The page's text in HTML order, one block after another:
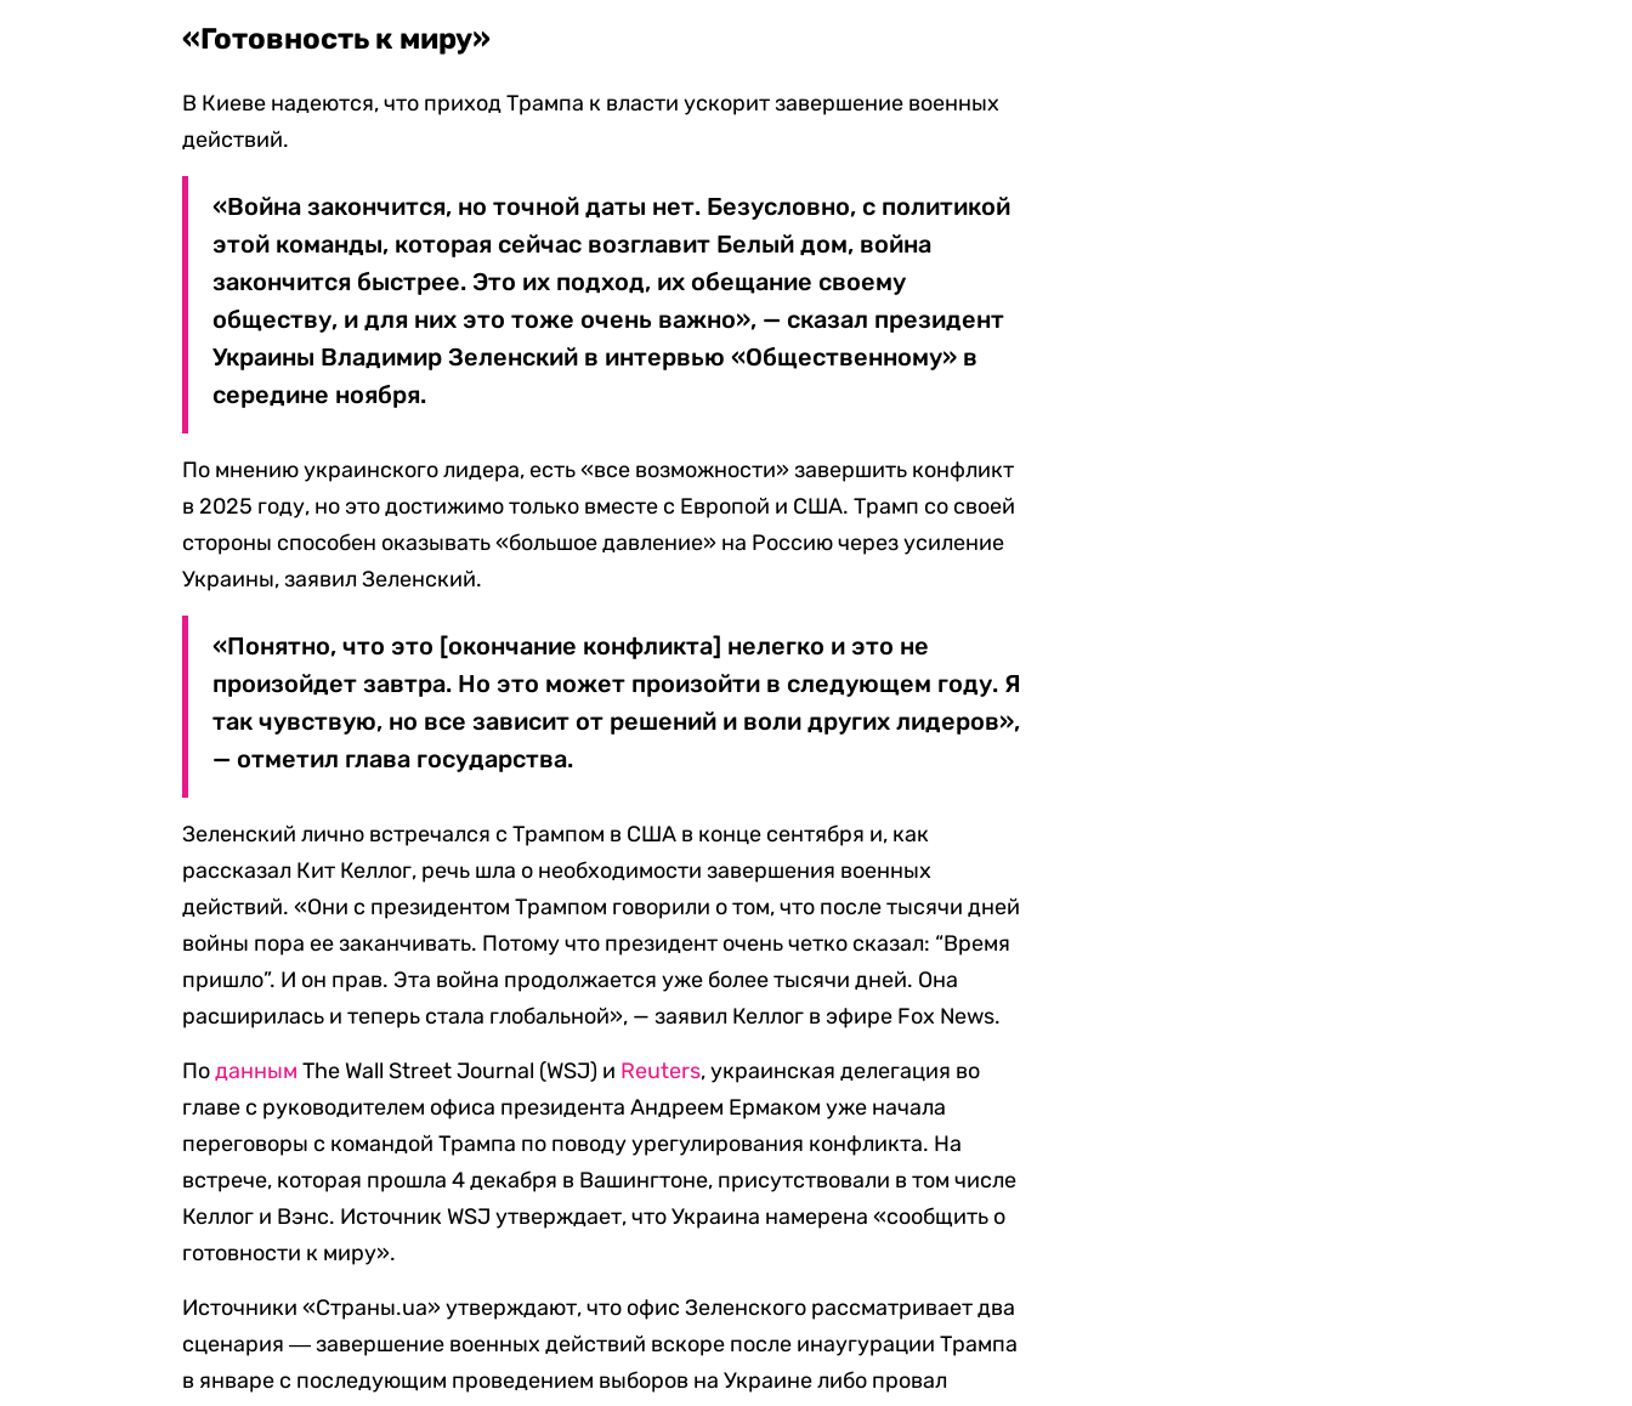
«Готовность к миру»
В Киеве надеются, что приход Трампа к власти ускорит завершение военных
действий.
«Война закончится, но точной даты нет. Безусловно, с политикой
этой команды, которая сейчас возглавит Белый дом, война
закончится быстрее. Это их подход, их обещание своему
обществу, и для них это тоже очень важно», — сказал президент
Украины Владимир Зеленский в интервью «Общественному» в
середине ноября.
По мнению украинского лидера, есть «все возможности» завершить конфликт
в 2025 году, но это достижимо только вместе с Европой и США. Трамп со своей
стороны способен оказывать «большое давление» на Россию через усиление
Украины, заявил Зеленский.
«Понятно, что это [окончание конфликта] нелегко и это не
произойдет завтра. Но это может произойти в следующем году. Я
так чувствую, но все зависит от решений и воли других лидеров»,
— отметил глава государства.
Зеленский лично встречался с Трампом в США в конце сентября и, как
рассказал Кит Келлог, речь шла о необходимости завершения военных
действий. «Они с президентом Трампом говорили о том, что после тысячи дней
войны пора ее заканчивать. Потому что президент очень четко сказал: “Время
пришло”. И он прав. Эта война продолжается уже более тысячи дней. Она
расширилась и теперь стала глобальной», — заявил Келлог в эфире Fox News.
Поданным The Wall Street Journal (WSJ) и Reuters, украинская делегация во
главе с руководителем офиса президента Андреем Ермаком уже начала
переговоры с командой Трампа по поводу урегулирования конфликта. На
встрече, которая прошла 4 декабря в Вашингтоне, присутствовали в том числе
Келлог и Вэнс. Источник WSJ утверждает, что Украина намерена «сообщить о
готовности к миру».
Источники «Страны.ua» утверждают, что офис Зеленского рассматривает два
сценария ― завершение военных действий вскоре после инаугурации Трампа
в январе с последующим проведением выборов на Украине либо провал